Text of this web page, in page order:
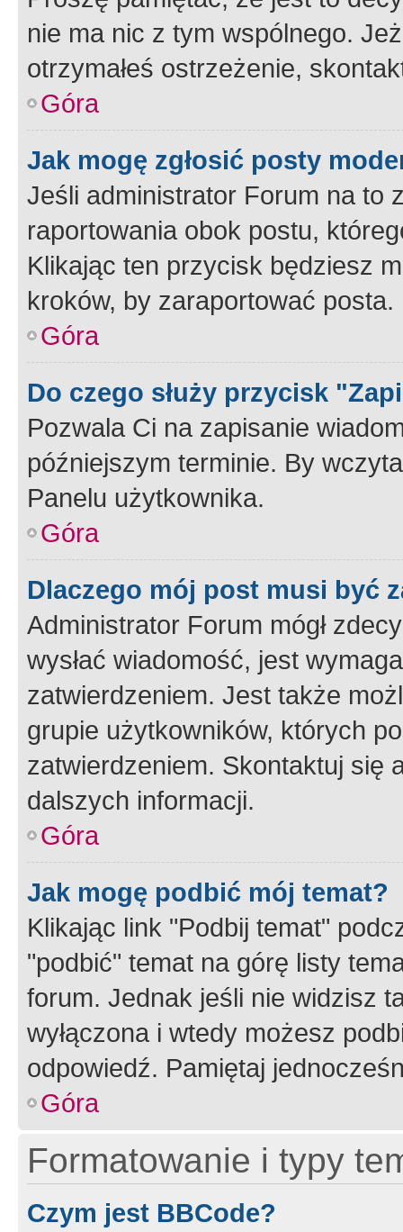
nie ma nic z tym wspólnego.
otrzymałeś ostrzeżenie,
Góra
Jak mogę zgłosić posty
Jeśli administrator Forum na to
raportowania obok postu,
Klikając ten przycisk będziesz
kroków, by zaraportować posta.
Góra
Do czego służy przycisk
Pozwala Ci na zapisanie
późniejszym terminie. By
Panelu użytkownika.
Góra
Dlaczego mój post musi być
Administrator Forum mógł
wysłać wiadomość, jest
zatwierdzeniem. Jest także
grupie użytkowników, których
zatwierdzeniem. Skontaktuj się
dalszych informacji.
Góra
Jak mogę podbić mój temat?
Klikając link "Podbij temat"
"podbić" temat na górę listy
forum. Jednak jeśli nie widzisz
wyłączona i wtedy możesz
odpowiedź. Pamiętaj
Góra
Formatowanie i typy
Czym jest BBCode?